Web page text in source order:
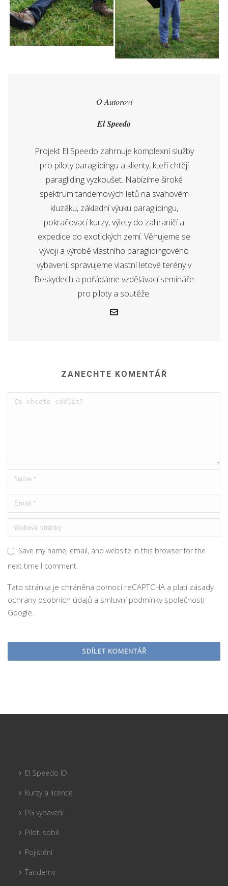
O Autorovi
El Speedo
Projekt El Speedo zahrnuje komplexní služby
pro piloty paraglidingu a klienty, kteří chtějí
paragliding vyzkoušet. Nabízíme široké
spektrum tandemových letů na svahovém
kluzáku, základní výuku paraglidingu,
pokračovací kurzy, výlety do zahraničí a
expedice do exotických zemí. Věnujeme se
vývoji a výrobě vlastního paraglidingového
vybavení, spravujeme vlastní letové terény v
Beskydech a pořádáme vzdělávací semináře
pro piloty a soutěže.
ZANECHTE KOMENTÁŘ
Save my name, email, and website in this browser for the
next time I comment.
Tato stránka je chráněna pomocí reCAPTCHA a platí zásady
ochrany osobních údajů a smluvní podmínky společnosti
Google.
El Speedo ID
Kurzy a licence
PG vybavení
Piloti sobě
Pojištění
Tandemy